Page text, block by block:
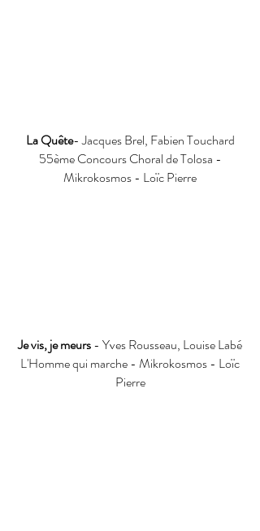
La Quête- Jacques Brel, Fabien Touchard
55ème Concours Choral de Tolosa -
Mikrokosmos - Loïc Pierre
Je vis, je meurs- Yves Rousseau, Louise Labé
L'Homme qui marche - Mikrokosmos - Loïc
Pierre